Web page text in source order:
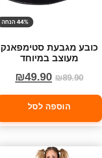
44% הנחה
כובע מגבעת סטימפאנק
מעוצב במיוחד
₪89.90
₪49.90
הוספה לסל